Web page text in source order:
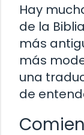
Hay
de la
más
más
una
de